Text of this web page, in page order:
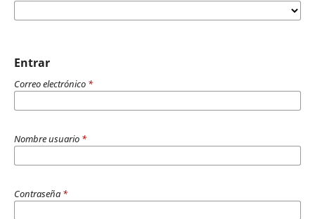
Entrar
Correo electrónico *
Nombre usuario *
Contraseña *